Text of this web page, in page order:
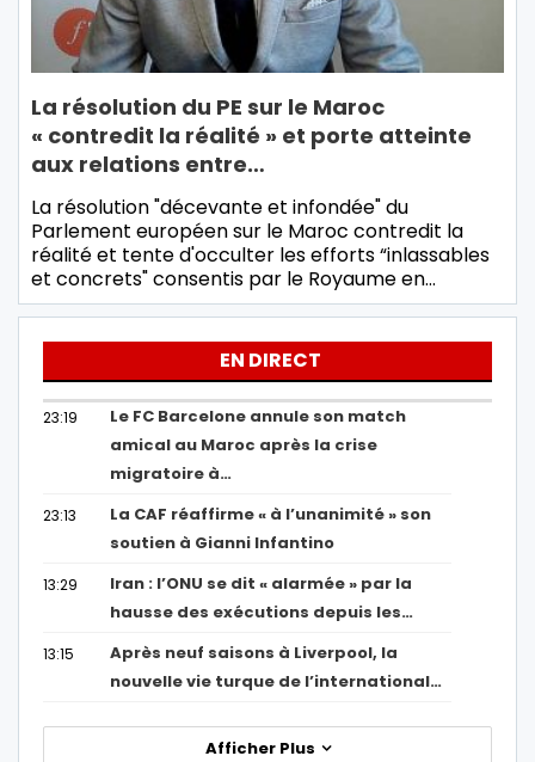
La résolution du PE sur le Maroc
« contredit la réalité » et porte atteinte
aux relations entre…
La résolution "décevante et infondée" du
Parlement européen sur le Maroc contredit la
réalité et tente d'occulter les efforts “inlassables
et concrets" consentis par le Royaume en…
EN DIRECT
23:19
Le FC Barcelone annule son match
amical au Maroc après la crise
migratoire à…
23:13
La CAF réaffirme « à l’unanimité » son
soutien à Gianni Infantino
13:29
Iran : l’ONU se dit « alarmée » par la
hausse des exécutions depuis les…
13:15
Après neuf saisons à Liverpool, la
nouvelle vie turque de l’international…
Afficher Plus